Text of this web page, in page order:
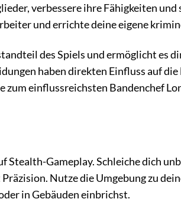
verbessere ihre Fähigkeiten und
und errichte deine eigene
des Spiels und ermöglicht es
haben direkten Einfluss auf
zum einflussreichsten Bandenchef
Stealth-Gameplay. Schleiche dich
Nutze die Umgebung zu
in Gebäuden einbrichst.